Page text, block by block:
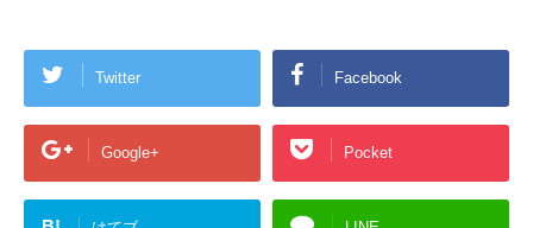
Twitter Facebook
Google+ Pocket